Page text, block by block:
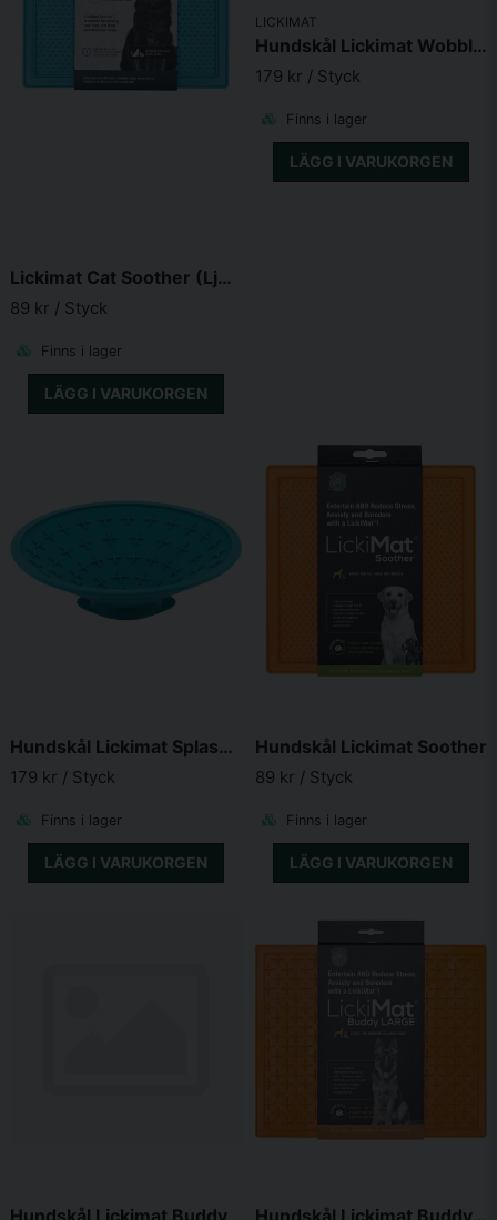
Skicka fråga
Lickimat Cat Soother (Ljusblå)
89 kr / Styck
Finns i lager
LÄGG I VARUKORGEN
LICKIMAT
Hundskål Lickimat Wobble Grön 17X17X8 cm
179 kr / Styck
Finns i lager
LÄGG I VARUKORGEN
Hundskål Lickimat Splash Ljusblå 19 cm
179 kr / Styck
Finns i lager
LÄGG I VARUKORGEN
Hundskål Lickimat Soother
89 kr / Styck
Finns i lager
LÄGG I VARUKORGEN
Hundskål Lickimat Buddy Hundskål Lickimat Buddy Large